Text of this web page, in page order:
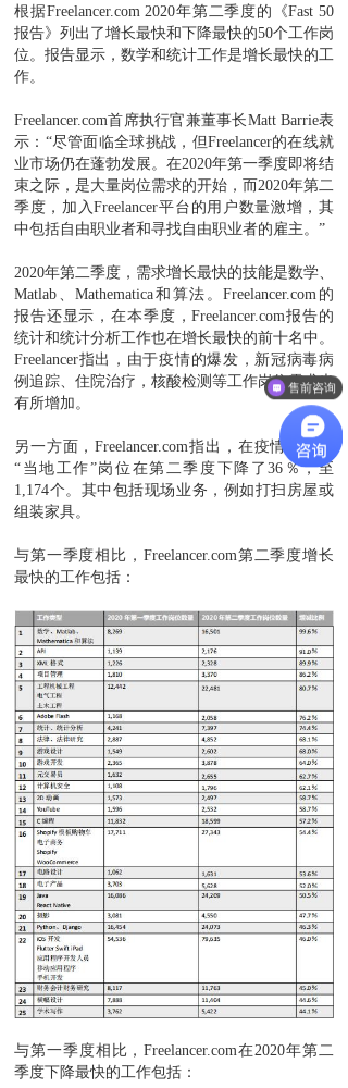
根据Freelancer.com 2020年第二季度的《Fast 50
报告》列出了增长最快和下降最快的50个工作岗
位。报告显示，数学和统计工作是增长最快的工
作。
Freelancer.com首席执行官兼董事长Matt Barrie表
示：“尽管面临全球挑战，但Freelancer的在线就
业市场仍在蓬勃发展。在2020年第一季度即将结
束之际，是大量岗位需求的开始，而2020年第二
季度，加入Freelancer平台的用户数量激增，其
中包括自由职业者和寻找自由职业者的雇主。”
2020年第二季度，需求增长最快的技能是数学、
Matlab、Mathematica和算法。Freelancer.com的
报告还显示，在本季度，Freelancer.com报告的
统计和统计分析工作也在增长最快的前十名中。
Freelancer指出，由于疫情的爆发，新冠病毒病
例追踪、住院治疗，核酸检测等工作岗位需求也
有所增加。
另一方面，Freelancer.com指出，在疫情期间，
“当地工作”岗位在第二季度下降了36％，至
1,174个。其中包括现场业务，例如打扫房屋或
组装家具。
与第一季度相比，Freelancer.com第二季度增长
最快的工作包括：
与第一季度相比，Freelancer.com在2020年第二
季度下降最快的工作包括：
售前咨询